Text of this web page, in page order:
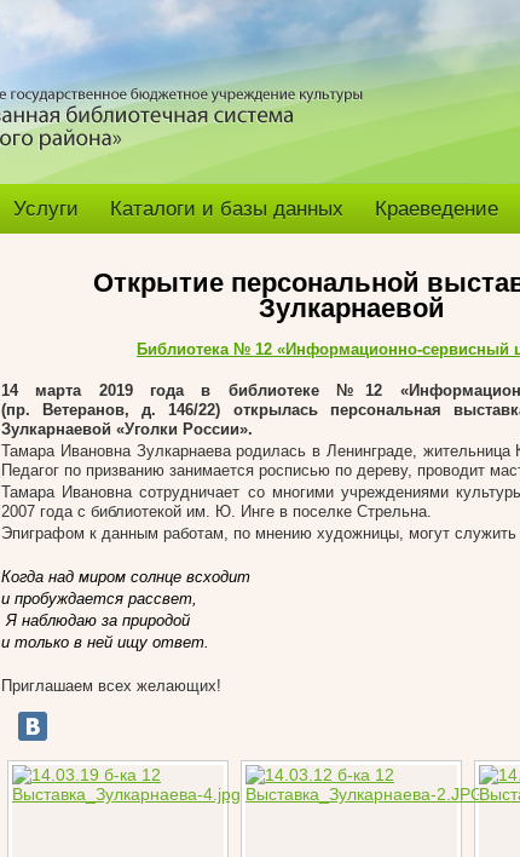
Услуги Каталоги и базы данных Краеведение
Открытие персональной
Зулкарнаевой
Библиотека № 12 «Информационно-сервисный
14 марта 2019
года в библиотеке №12
(пр. Ветеранов, д. 146/22) открылась персональная
Зулкарнаевой «Уголки России».
Тамара Ивановна Зулкарнаева родилась в Ленинграде, жительница
Педагог по призванию занимается росписью по дереву, проводит
Тамара Ивановна сотрудничает со многими учреждениями
2007 года с библиотекой им. Ю. Инге в поселке Стрельна.
Эпиграфом к данным работам, по мнению художницы, могут служить
Когда над миром солнце всходит
и пробуждается рассвет,
Я наблюдаю за природой
и только в ней ищу ответ.
Приглашаем всех желающих!